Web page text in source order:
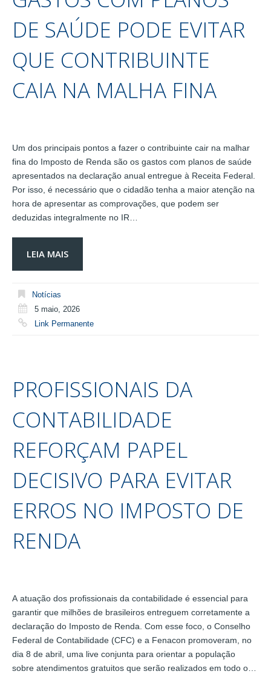
DE SAÚDE PODE EVITAR
QUE CONTRIBUINTE
CAIA NA MALHA FINA
Um dos principais pontos a fazer o contribuinte cair na malhar
fina do Imposto de Renda são os gastos com planos de saúde
apresentados na declaração anual entregue à Receita Federal.
Por isso, é necessário que o cidadão tenha a maior atenção na
hora de apresentar as comprovações, que podem ser
deduzidas integralmente no IR…
LEIA MAIS
Notícias
5 maio, 2026
Link Permanente
PROFISSIONAIS DA
CONTABILIDADE
REFORÇAM PAPEL
DECISIVO PARA EVITAR
ERROS NO IMPOSTO DE
RENDA
A atuação dos profissionais da contabilidade é essencial para
garantir que milhões de brasileiros entreguem corretamente a
declaração do Imposto de Renda. Com esse foco, o Conselho
Federal de Contabilidade (CFC) e a Fenacon promoveram, no
dia 8 de abril, uma live conjunta para orientar a população
sobre atendimentos gratuitos que serão realizados em todo o…